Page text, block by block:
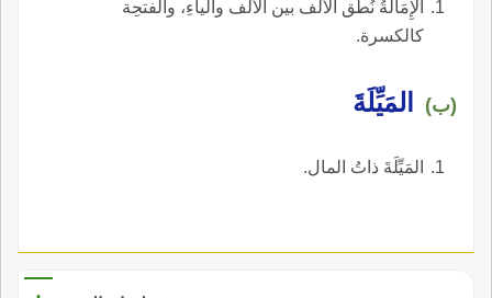
الإِمَالَةُ نُطق الألف بين الألف والياءِ، والفتحِة
كالكسرة.
(ب) المَيِّلَةَ
المَيِّلَةَ ذاتُ المال.